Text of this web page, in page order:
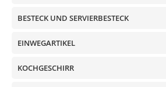
BESTECK UND SERVIERBESTECK
EINWEGARTIKEL
KOCHGESCHIRR